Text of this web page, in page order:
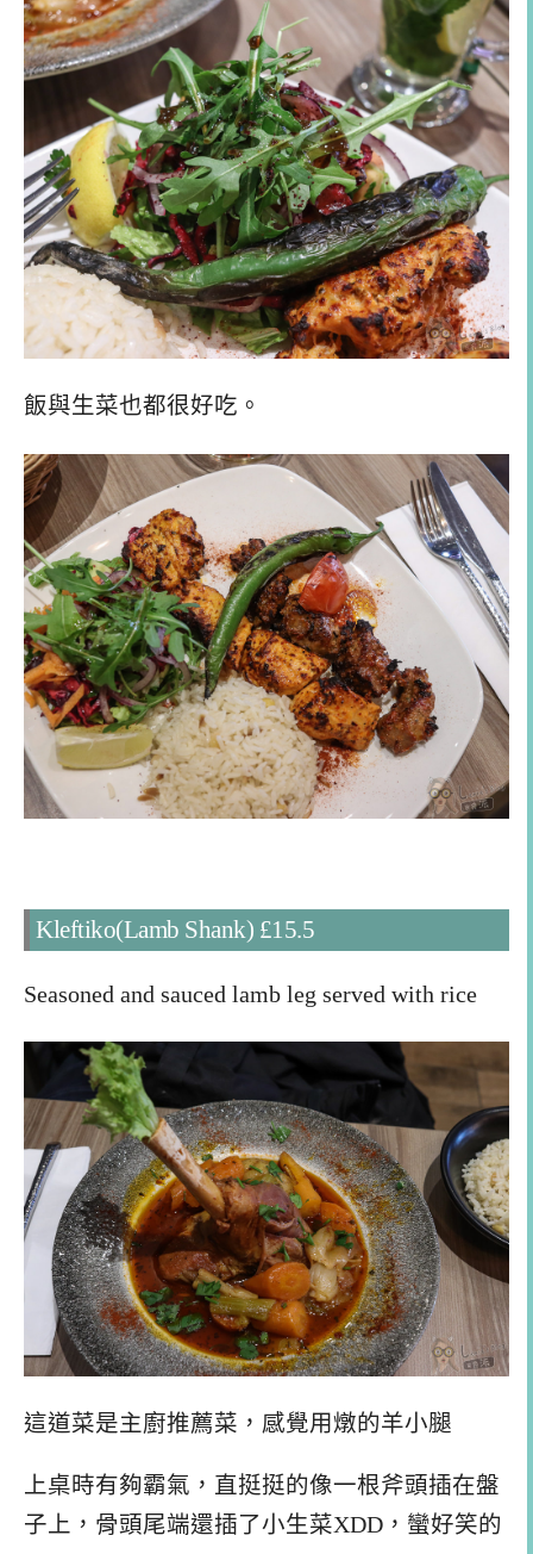
飯與生菜也都很好吃。
Kleftiko(Lamb Shank) £15.5
Seasoned and sauced lamb leg served with rice
這道菜是主廚推薦菜，感覺用燉的羊小腿
上桌時有夠霸氣，直挺挺的像一根斧頭插在盤
子上，骨頭尾端還插了小生菜XDD，蠻好笑的